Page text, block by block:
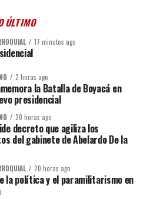
ÚLTIMO
17 minutos ago
2 horas ago
la Batalla de Boyacá en
presidencial
20 horas ago
decreto que agiliza los
del gabinete de Abelardo De la
20 horas ago
la política y el paramilitarismo en